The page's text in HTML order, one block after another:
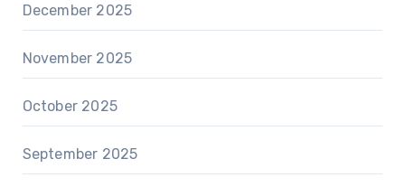
December 2025
November 2025
October 2025
September 2025